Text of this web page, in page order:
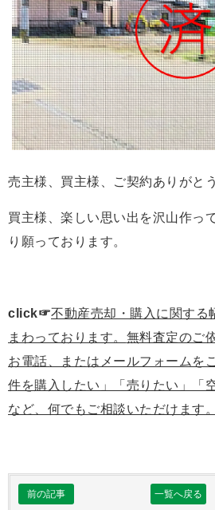
売主様、買主様、ご契約ありがと
買主様、楽しい思い出を沢山作っ
り願っております。
click☞不動産売却・購入に関する
まわっております。 無料査定のご
お電話、またはメールフォームを
件を購入したい」「売りたい」「
など、何でもご相談いただけます。
前の記事 一覧へ戻る